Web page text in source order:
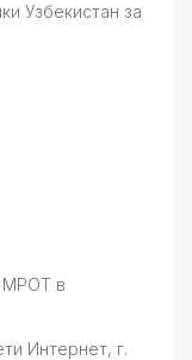
Узбекистан за
МРОТ в
Интернет, г.